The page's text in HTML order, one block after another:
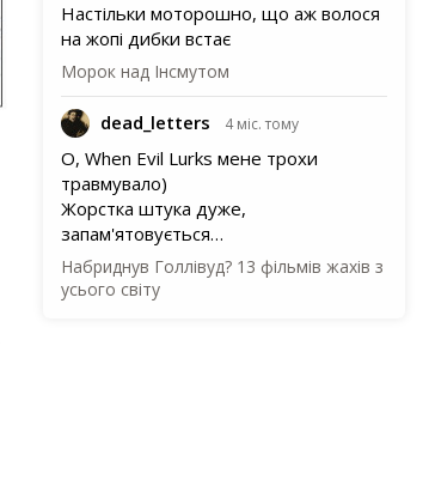
Настільки моторошно, що аж волося
на жопі дибки встає
Морок над Інсмутом
dead_letters 4 міс. тому
О, When Evil Lurks мене трохи
травмувало)
Жорстка штука дуже,
запам'ятовується…
Набриднув Голлівуд? 13 фільмів жахів з
усього світу